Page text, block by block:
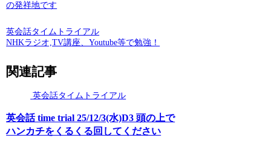
の発祥地です
英会話タイムトライアル
NHKラジオ,TV講座、Youtube等で勉強！
関連記事
英会話タイムトライアル
英会話 time trial 25/12/3(水)D3 頭の上で
ハンカチをくるくる回してください